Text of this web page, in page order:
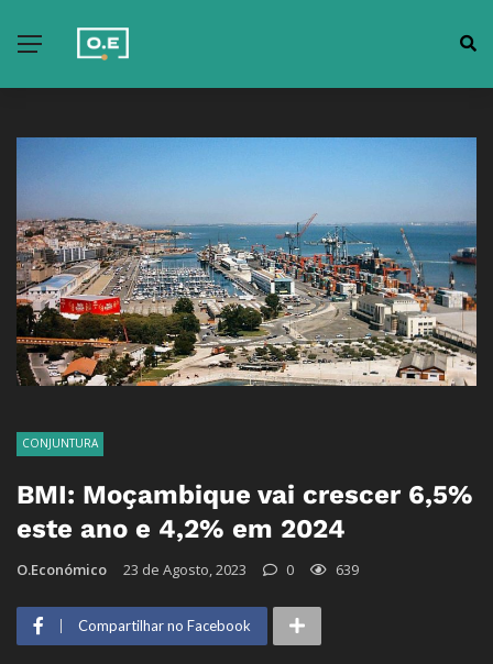
CONJUNTURA
BMI: Moçambique vai crescer 6,5%
este ano e 4,2% em 2024
O.Económico 23 de Agosto, 2023 0 639
Compartilhar no Facebook